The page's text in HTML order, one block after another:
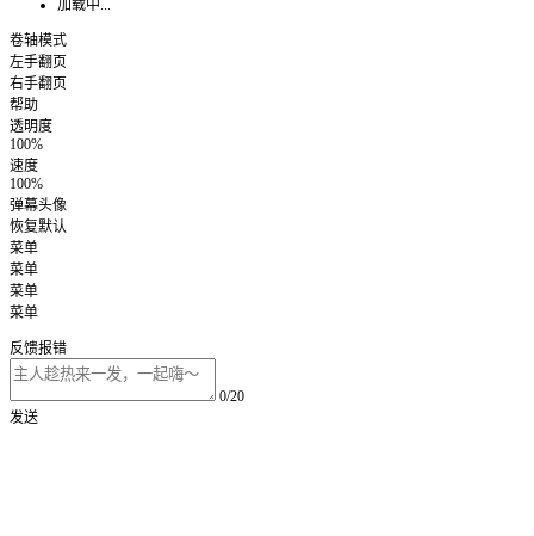
加载中...
卷轴模式
左手翻页
右手翻页
帮助
透明度
100%
速度
100%
弹幕头像
恢复默认
菜单
菜单
菜单
菜单
反馈报错
0/20
发送